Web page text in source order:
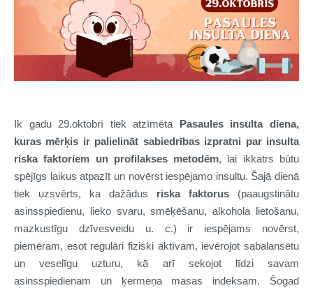
Ik gadu 29.oktobrī tiek atzīmēta
Pasaules insulta diena,
kuras mērķis ir palielināt sabiedrības izpratni par insulta
riska faktoriem un profilakses metodēm, lai ikkatrs būtu
spējīgs laikus atpazīt un novērst iespējamo insultu. Šajā dienā
tiek uzsvērts, ka dažādus riska faktorus (paaugstinātu
asinsspiedienu, lieko svaru, smēķēšanu, alkohola lietošanu,
mazkustīgu dzīvesveidu u. c.) ir iespējams novērst,
piemēram, esot regulāri fiziski aktīvam, ievērojot sabalansētu
un veselīgu uzturu, kā arī sekojot līdzi savam
asinsspiedienam un ķermeņa masas indeksam. Šogad